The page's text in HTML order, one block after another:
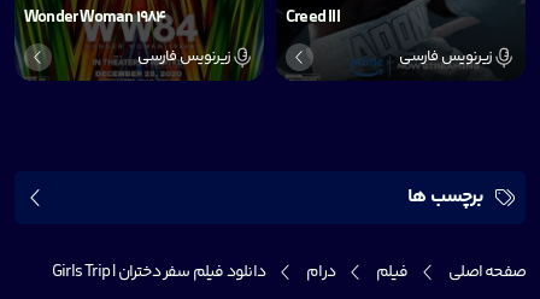
Creed III
زیرنویس فارسی
Wonder Woman 1984
زیرنویس فارسی
برچسب ها
صفحه اصلی فیلم درام دانلود فیلم سفر دختران | Girls Trip